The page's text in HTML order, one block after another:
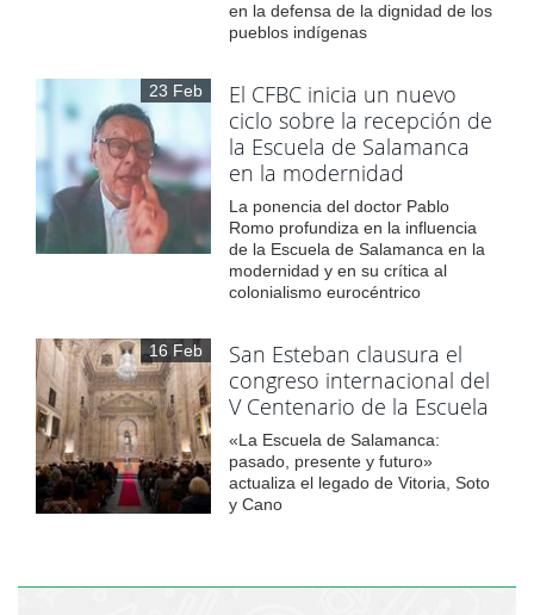
en la defensa de la dignidad de los
pueblos indígenas
23 Feb
El CFBC inicia un nuevo
ciclo sobre la recepción de
la Escuela de Salamanca
en la modernidad
La ponencia del doctor Pablo
Romo profundiza en la influencia
de la Escuela de Salamanca en la
modernidad y en su crítica al
colonialismo eurocéntrico
16 Feb
San Esteban clausura el
congreso internacional del
V Centenario de la Escuela
«La Escuela de Salamanca:
pasado, presente y futuro»
actualiza el legado de Vitoria, Soto
y Cano